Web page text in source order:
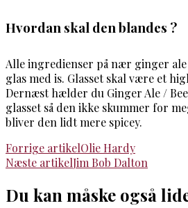
Hvordan skal den blandes ?
Alle ingredienser på nær ginger
glas med is. Glasset skal være et
Dernæst hælder du Ginger Ale /
glasset så den ikke skummer for
bliver den lidt mere spicey.
Indlægsnavigation
Forrige artikelOlie Hardy
Næste artikelJim Bob Dalton
Du kan måske også